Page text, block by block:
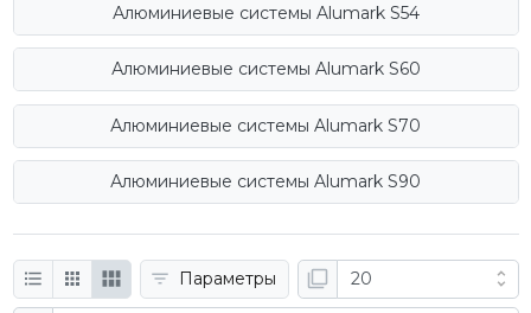
Алюминиевые системы Alumark S54
Алюминиевые системы Alumark S60
Алюминиевые системы Alumark S70
Алюминиевые системы Alumark S90
Параметры